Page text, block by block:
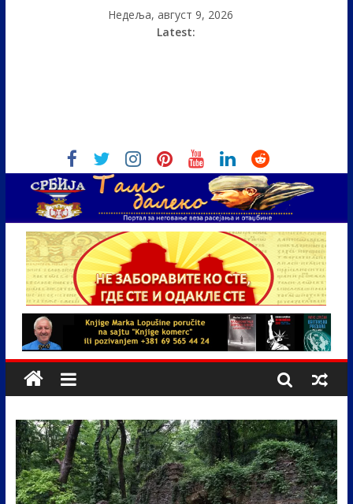
Недеља, август 9, 2026
Latest: